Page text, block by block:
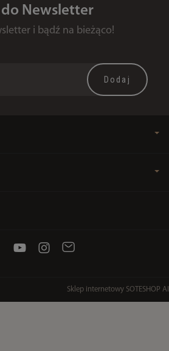
do Newsletter
i bądź na bieżąco!
Sklep internetowy SOTESHOP AI